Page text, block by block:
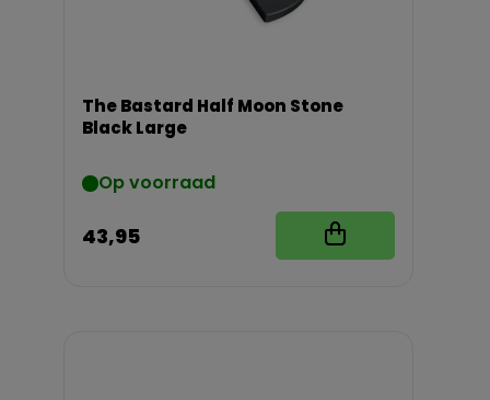
The Bastard Half Moon Stone
Black Large
Op voorraad
43,95